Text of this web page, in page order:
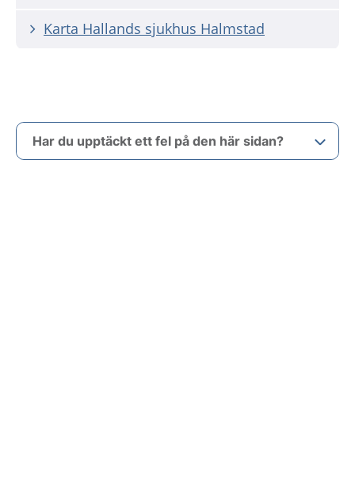
Karta Hallands sjukhus Halmstad
Har du upptäckt ett fel på den här sidan?